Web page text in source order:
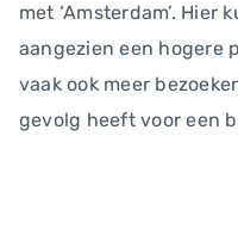
met ‘Amsterdam’. Hier
aangezien een hogere
vaak ook meer
gevolg heeft voor een